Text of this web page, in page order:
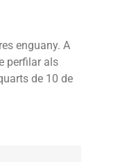
enguany. A
perfilar als
de 10 de